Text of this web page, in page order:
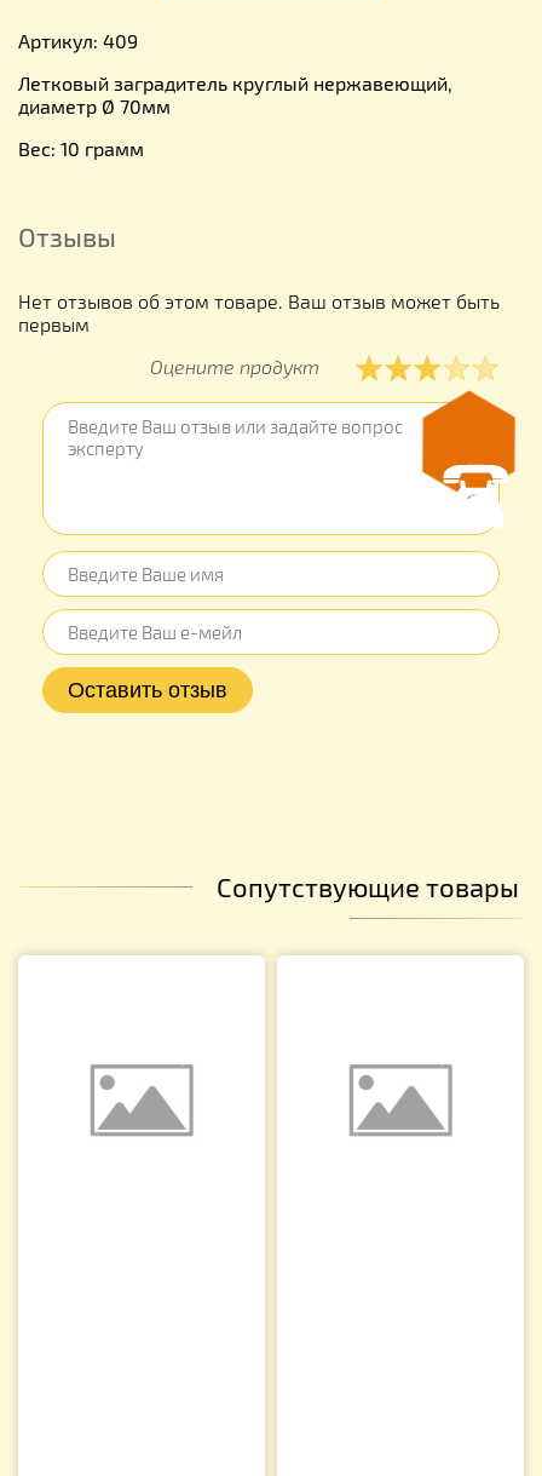
Артикул: 409
Летковый заградитель круглый нержавеющий,
диаметр Ø 70мм
Вес: 10 грамм
Отзывы
Нет отзывов об этом товаре. Ваш отзыв может быть
первым
Оцените продукт
Сопутствующие товары